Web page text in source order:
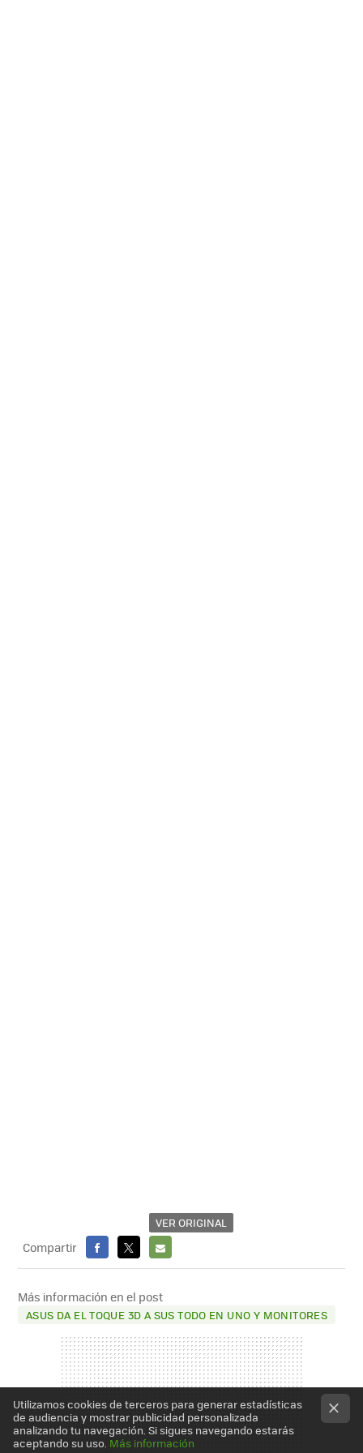
VER ORIGINAL
Compartir
FACEBOOK
X
E-
MAIL
Más información en el post
ASUS DA EL TOQUE 3D A SUS TODO EN UNO Y MONITORES
Utilizamos cookies de terceros para generar estadísticas
de audiencia y mostrar publicidad personalizada
analizando tu navegación. Si sigues navegando estarás
aceptando su uso. Más información